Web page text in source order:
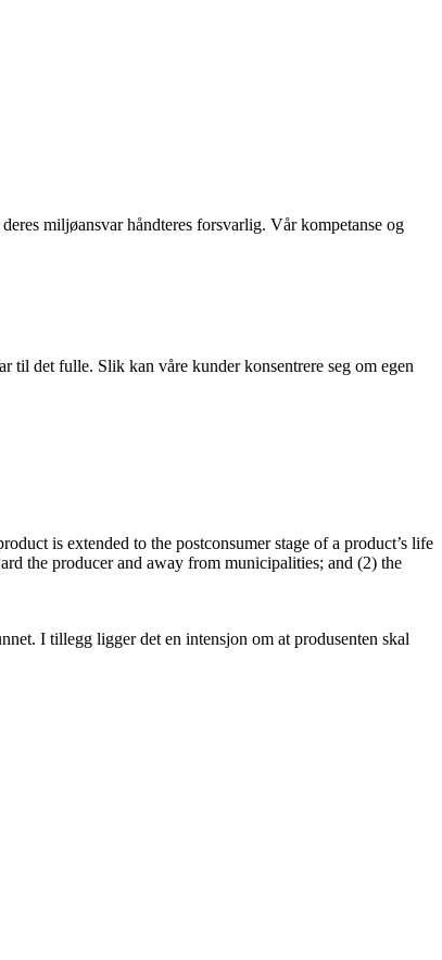
miljøansvar håndteres forsvarlig. Vår kompetanse og
til det fulle. Slik kan våre kunder konsentrere seg om egen
is extended to the postconsumer stage of a product’s life
the producer and away from municipalities; and (2) the
I tillegg ligger det en intensjon om at produsenten skal